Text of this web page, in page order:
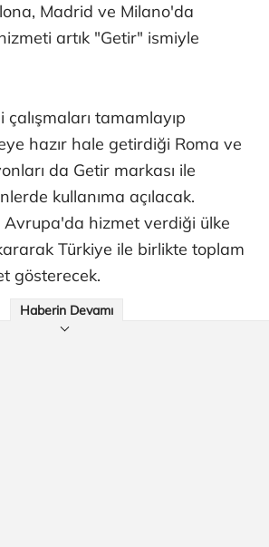
Madrid ve Milano'da
artık "Getir" ismiyle
çalışmaları tamamlayıp
hazır hale getirdiği Roma ve
da Getir markası ile
kullanıma açılacak.
Avrupa'da hizmet verdiği ülke
Türkiye ile birlikte toplam
gösterecek.
Haberin Devamı